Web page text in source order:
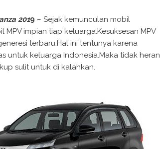
2019 – Sejak kemunculan mobil
impian tiap keluarga.Kesuksesan MPV
terbaru.Hal ini tentunya karena
untuk keluarga Indonesia.Maka tidak heran
sulit untuk di kalahkan.